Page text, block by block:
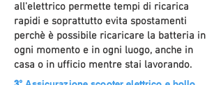
all'elettrico permette tempi di ricarica
rapidi e soprattutto evita spostamenti
perchè è possibile ricaricare la batteria in
ogni momento e in ogni luogo, anche in
casa o in ufficio mentre stai lavorando.